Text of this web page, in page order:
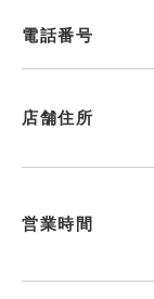
電話番号
店舗住所
営業時間